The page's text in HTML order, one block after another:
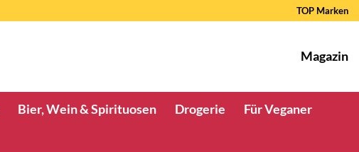
TOP Marken
Magazin
Bier, Wein & Spirituosen Drogerie Für Veganer